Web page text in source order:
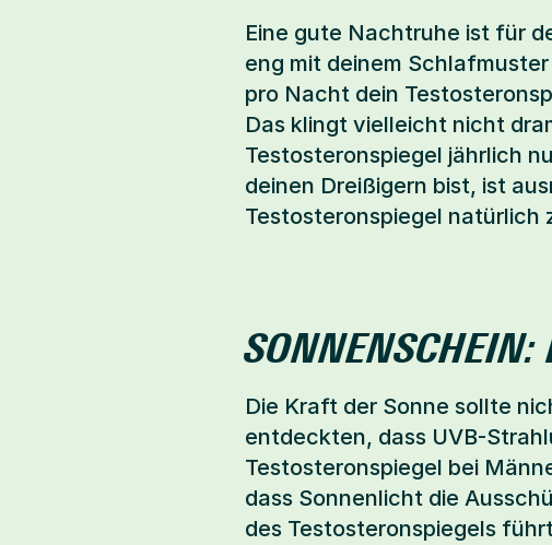
Eine gute Nachtruhe ist für
eng mit deinem
pro Nacht dein
Das klingt vielleicht nicht
Testosteronspiegel jährlich
deinen Dreißigern bist, ist
Testosteronspiegel natürlich
Die Kraft der Sonne sollte
entdeckten, dass UVB-
Testosteronspiegel bei
dass Sonnenlicht die
des Testosteronspiegels